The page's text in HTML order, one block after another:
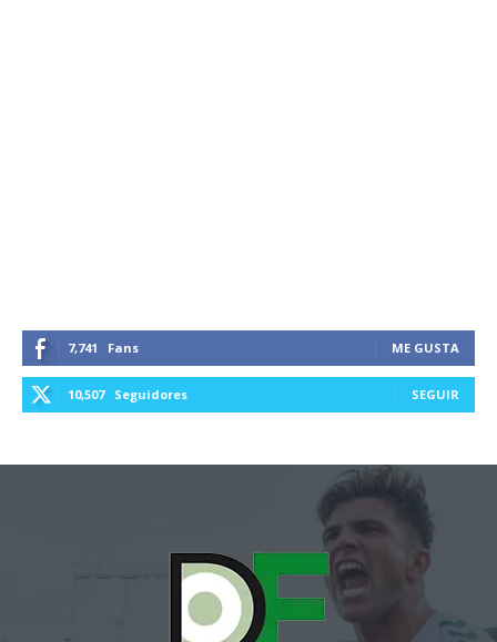
7,741 Fans ME GUSTA
10,507 Seguidores SEGUIR